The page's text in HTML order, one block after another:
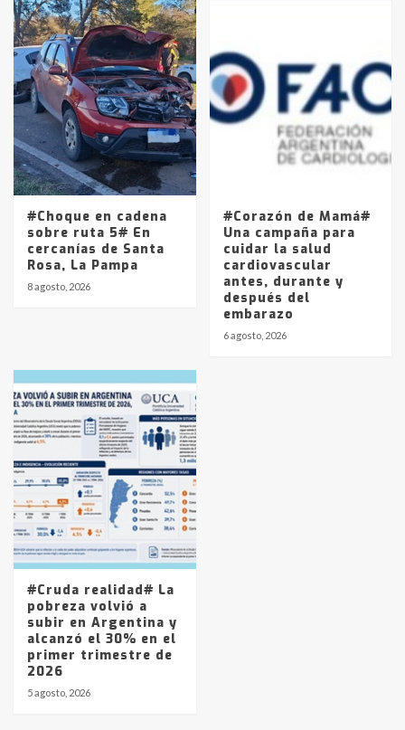
#Choque en cadena
sobre ruta 5# En
cercanías de Santa
Rosa, La Pampa
8 agosto, 2026
#Corazón de Mamá#
Una campaña para
cuidar la salud
cardiovascular
antes, durante y
después del
embarazo
6 agosto, 2026
#Cruda realidad# La
pobreza volvió a
subir en Argentina y
alcanzó el 30% en el
primer trimestre de
2026
5 agosto, 2026